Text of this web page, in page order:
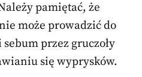
pamiętać, że
może prowadzić do
przez gruczoły
się wyprysków.